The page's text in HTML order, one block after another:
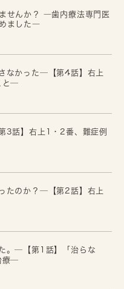
せんか？ ―歯内療法専門医
ました―
なかった─【第4話】右上
と─
3話】右上1・2番、難症例
たのか？─【第2話】右上
。─【第1話】「治らな
療─